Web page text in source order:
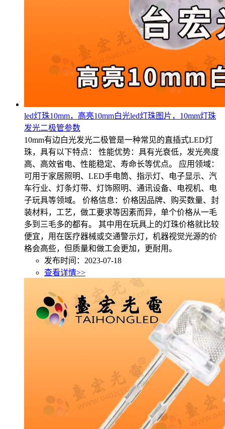
led灯珠10mm，高亮10mm白光led灯珠图片，10mm灯珠
发光二极管参数
10mm有边白光发光二极管是一种常见的直插式LED灯
珠，具有以下特点： 性能优势：具有光衰低，发光亮度
高、高效省电、性能稳定、寿命长等优点。 应用领域：
可用于家居照明、LED手电筒、指示灯、电子显示、汽
车行业、灯条灯带、灯饰照明、通讯设备、电视机、电
子玩具等领域。 价格信息：价格因品牌、购买数量、封
装材料，工艺，做工要求等因素而异，单个价格从一毛
多到三毛多的都有。 其中用在玩具上的灯珠价格就比较
便宜，用在医疗器械或交通警示灯，机器视觉光源的价
格会高些，但质量和做工会更加，更耐用。
发布时间：2023-07-18
查看详情>>